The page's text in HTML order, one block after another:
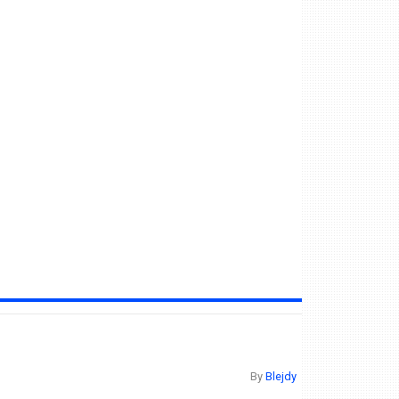
By Blejdy